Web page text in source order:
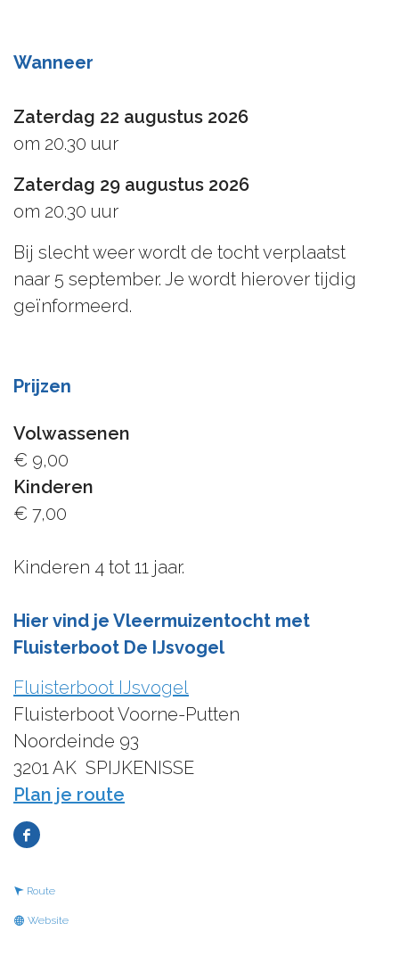
Wanneer
Zaterdag 22 augustus 2026
om 20.30 uur
Zaterdag 29 augustus 2026
om 20.30 uur
Bij slecht weer wordt de tocht verplaatst
naar 5 september. Je wordt hierover tijdig
geïnformeerd.
Prijzen
Volwassenen
€ 9,00
Kinderen
€ 7,00
Kinderen 4 tot 11 jaar.
Hier vind je Vleermuizentocht met
Fluisterboot De IJsvogel
Fluisterboot IJsvogel
Fluisterboot Voorne-Putten
Noordeinde 93
3201 AK SPIJKENISSE
Plan je route
F
c
e
Routen
a
Websitev